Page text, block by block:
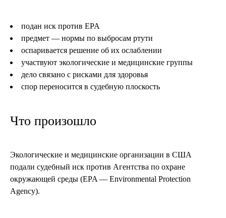
подан иск против EPA
предмет — нормы по выбросам ртути
оспаривается решение об их ослаблении
участвуют экологические и медицинские группы
дело связано с рисками для здоровья
спор переносится в судебную плоскость
Что произошло
Экологические и медицинские организации в США
подали судебный иск против Агентства по охране
окружающей среды (EPA — Environmental Protection
Agency).